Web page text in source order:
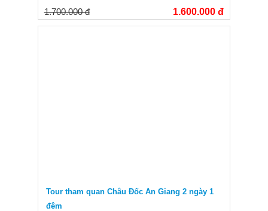
1.700.000 đ 1.600.000 đ
Tour tham quan Châu Đốc An Giang 2 ngày 1
đêm